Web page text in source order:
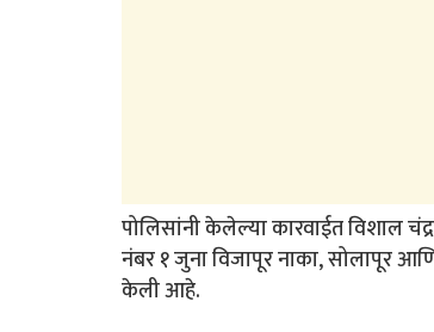
पोलिसांनी केलेल्या कारवाईत विशाल
नंबर १ जुना विजापूर नाका, सोलापूर
केली आहे.